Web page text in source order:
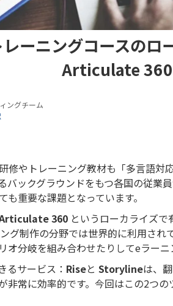
ーニングコースの
Articulate
ングチーム
修やトレーニング教材も「多言語対
バックグラウンドをもつ各国の従業
も重要な課題となっています。
360 というローカライズで
グ制作の分野では世界的に利用され
オ分岐を組み合わせたりしてeラーニ
サービス： Riseと Storylineは、
非常に効率的です。今回はこの2つ